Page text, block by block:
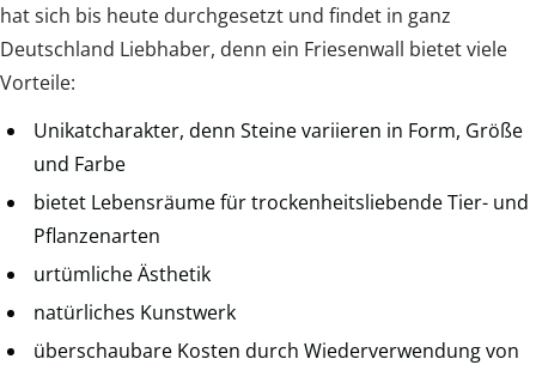
hat sich bis heute durchgesetzt und findet in ganz
Deutschland Liebhaber, denn ein Friesenwall bietet viele
Vorteile:
Unikatcharakter, denn Steine variieren in Form, Größe
und Farbe
bietet Lebensräume für trockenheitsliebende Tier- und
Pflanzenarten
urtümliche Ästhetik
natürliches Kunstwerk
überschaubare Kosten durch Wiederverwendung von